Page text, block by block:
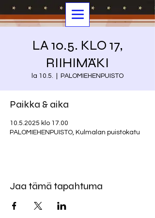
LA 10.5. KLO 17,
RIIHIMÄKI
la 10.5. PALOMIEHENPUISTO
Paikka & aika
10.5.2025 klo 17.00
PALOMIEHENPUISTO, Kulmalan puistokatu
Jaa tämä tapahtuma